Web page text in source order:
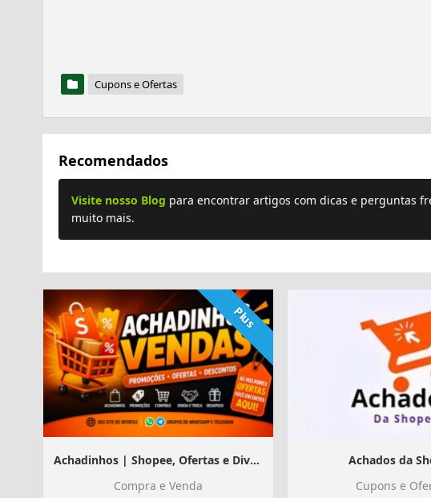
Cupons e Ofertas
Recomendados
Visite nosso Blog para encontrar artigos com dicas e perguntas
muito mais.
Plus
Achadinhos | Shopee, Ofertas e Divulgação
Compra e Venda
Achados da
Cupons e